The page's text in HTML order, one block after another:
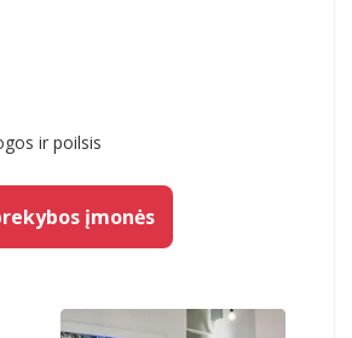
ir poilsis
įmonės